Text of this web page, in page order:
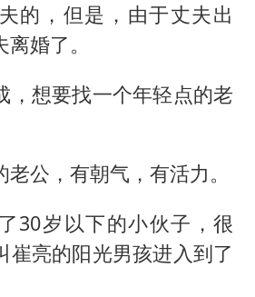
的，但是，由于丈夫出
婚了。
，想要找一个年轻点的老
公，有朝气，有活力。
30岁以下的小伙子，很
崔亮的阳光男孩进入到了